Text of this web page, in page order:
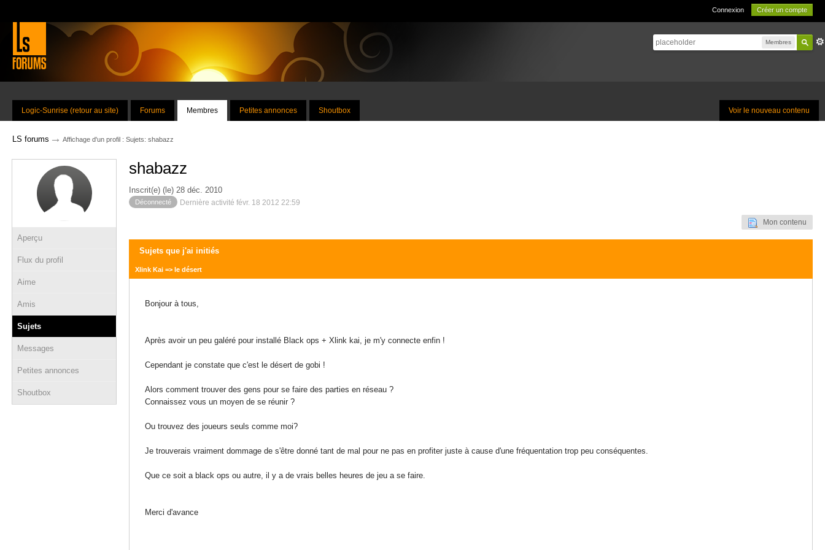
Connexion Créer un compte
Membres
Voir le nouveau contenu
Logic-Sunrise (retour au site) Forums Membres Petites annonces Shoutbox
LS forums → Affichage d'un profil : Sujets: shabazz
Aperçu
Flux du profil
Aime
Amis
Sujets
Messages
Petites annonces
Shoutbox
shabazz
Inscrit(e) (le) 28 déc. 2010
Déconnecté Dernière activité févr. 18 2012 22:59
Mon contenu
Sujets que j'ai initiés
Xlink Kai => le désert
Bonjour à tous,
Après avoir un peu galéré pour installé Black ops + Xlink kai, je m'y connecte enfin !
Cependant je constate que c'est le désert de gobi !
Alors comment trouver des gens pour se faire des parties en réseau ?
Connaissez vous un moyen de se réunir ?
Ou trouvez des joueurs seuls comme moi?
Je trouverais vraiment dommage de s'être donné tant de mal pour ne pas en profiter juste à cause d'une fréquentation trop peu conséquentes.
Que ce soit a black ops ou autre, il y a de vrais belles heures de jeu a se faire.
Merci d'avance